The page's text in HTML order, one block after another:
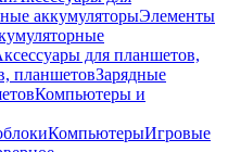
аккумуляторыЭлементы
для планшетов,
планшетовЗарядные
Компьютеры и
КомпьютерыИгровые